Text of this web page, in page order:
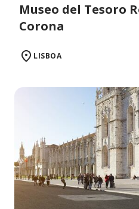
Museo del Tesoro
Corona
LISBOA